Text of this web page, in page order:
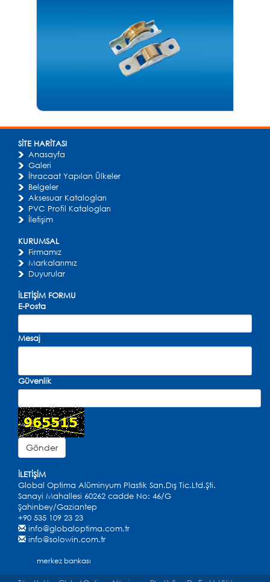
SİTE HARİTASI
Anasayfa
Galeri
İhracaat Yapılan Ülkeler
Belgeler
Aksesuar Katalogları
PVC Profil Katalogları
İletişim
KURUMSAL
Firmamız
Markalarımız
Duyurular
İLETİŞİM FORMU
E-Posta
Mesaj
Güvenlik
İLETİŞİM
Global Optima Alüminyum Plastik San.Dış Tic.Ltd.Şti.
Sanayi Mahallesi 60262 cadde No: 46/G
Şahinbey/Gaziantep
+90 535 109 23 23
info@globaloptima.com.tr
info@solowin.com.tr
merkez bankası